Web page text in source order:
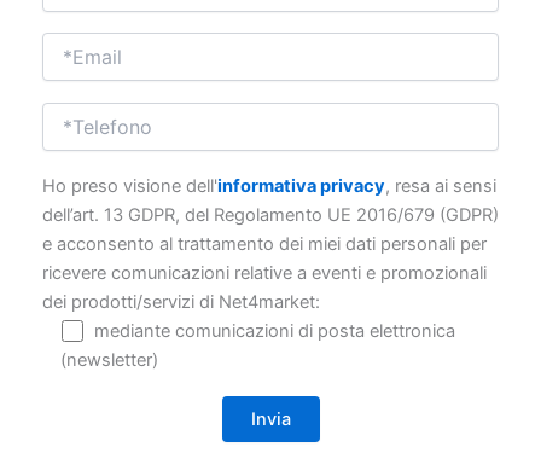
Ho preso visione dell'informativa privacy, resa ai sensi
dell’art. 13 GDPR, del Regolamento UE 2016/679 (GDPR)
e acconsento al trattamento dei miei dati personali per
ricevere comunicazioni relative a eventi e promozionali
dei prodotti/servizi di Net4market:
mediante comunicazioni di posta elettronica
(newsletter)